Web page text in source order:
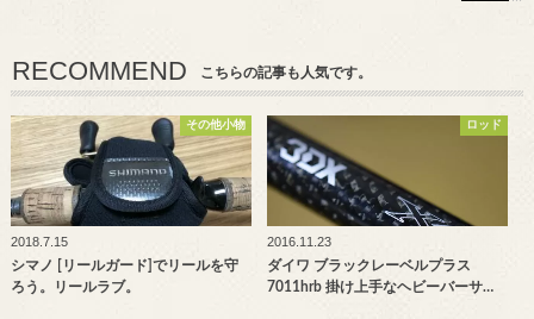
RECOMMEND こちらの記事も人気です。
その他小物
2018.7.15
シマノ [リールガード]でリールを守
ろう。リールラブ。
ロッド
2016.11.23
ダイワ ブラックレーベルプラス
7011hrb 掛け上手なヘビーバーサ…